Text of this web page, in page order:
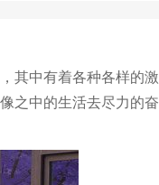
其中有着各种各样的激
之中的生活去尽力的奋